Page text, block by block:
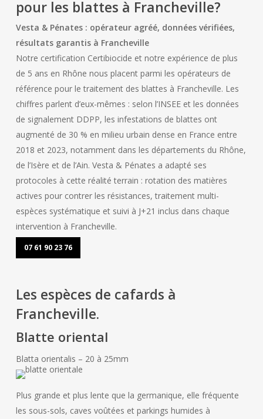
pour les blattes à Francheville?
Vesta & Pénates : opérateur agréé, données vérifiées,
résultats garantis à Francheville
Notre certification Certibiocide et notre expérience de plus
de 5 ans en Rhône nous placent parmi les opérateurs de
référence pour le traitement des blattes à Francheville. Les
chiffres parlent d’eux-mêmes : selon l’INSEE et les données
de signalement DDPP, les infestations de blattes ont
augmenté de 30 % en milieu urbain dense en France entre
2018 et 2023, notamment dans les départements du Rhône,
de l’Isère et de l’Ain. Vesta & Pénates a adapté ses
protocoles à cette réalité terrain : rotation des matières
actives pour contrer les résistances, traitement multi-
espèces systématique et suivi à J+21 inclus dans chaque
intervention à Francheville.
07 61 90 23 76
Les espèces de cafards à
Francheville.
Blatte oriental
Blatta orientalis – 20 à 25mm
Plus grande et plus lente que la germanique, elle fréquente
les sous-sols, caves voûtées et parkings humides à